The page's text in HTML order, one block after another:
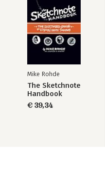
Mike Rohde
The Sketchnote
Handbook
€ 39,34